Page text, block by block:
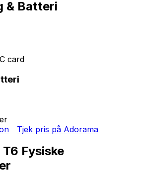
& Batteri
card
Tjek pris på Adorama
T6 Fysiske